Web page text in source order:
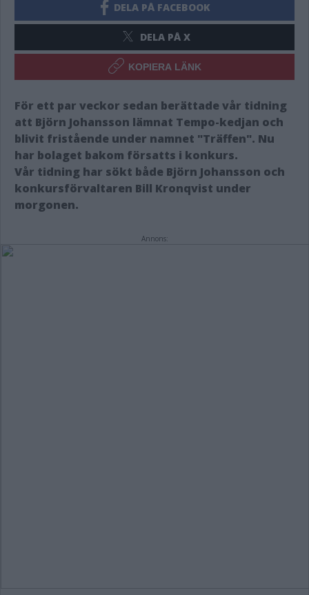
DELA PÅ FACEBOOK
DELA PÅ X
KOPIERA LÄNK
För ett par veckor sedan berättade vår tidning
att Björn Johansson lämnat Tempo-kedjan och
blivit fristående under namnet "Träffen". Nu
har bolaget bakom försatts i konkurs.
Vår tidning har sökt både Björn Johansson och
konkursförvaltaren Bill Kronqvist under
morgonen.
Annons: